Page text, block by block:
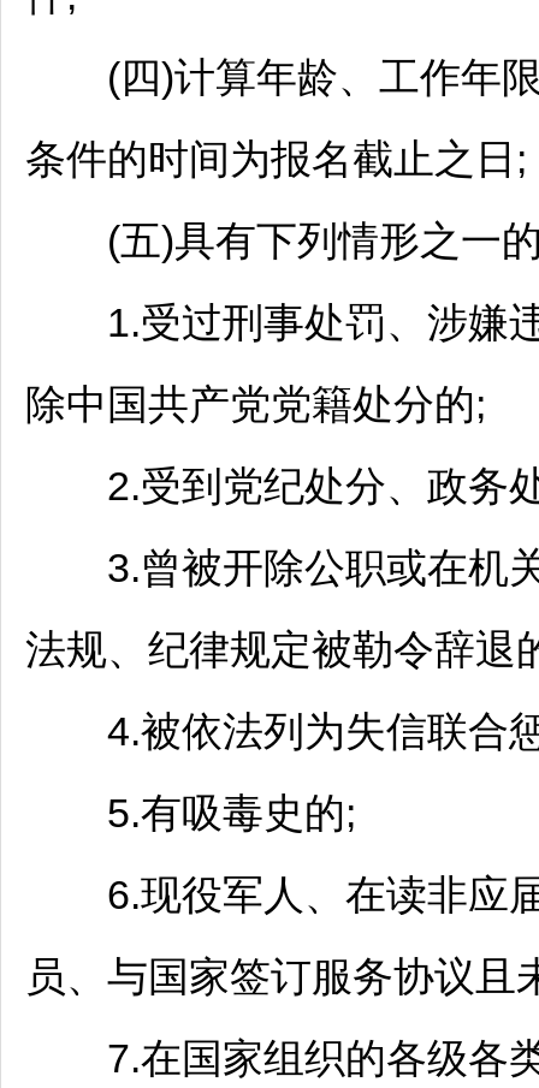
(四)计算年龄、工作年限
条件的时间为报名截止之日;
(五)具有下列情形之一的
1.受过刑事处罚、涉嫌违
除中国共产党党籍处分的;
2.受到党纪处分、政务
3.曾被开除公职或在机
法规、纪律规定被勒令辞退
4.被依法列为失信联合
5.有吸毒史的;
6.现役军人、在读非应届
员、与国家签订服务协议且
7.在国家组织的各级各类